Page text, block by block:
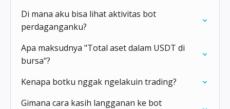
Di mana aku bisa lihat aktivitas bot
perdaganganku?
Apa maksudnya "Total aset dalam USDT di
bursa"?
Kenapa botku nggak ngelakuin trading?
Gimana cara kasih langganan ke bot